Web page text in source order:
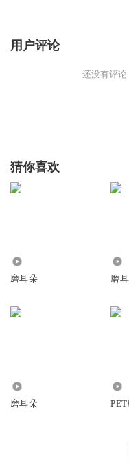
用户评论
还没有评论
猜你喜欢
磨耳朵 磨
磨耳朵